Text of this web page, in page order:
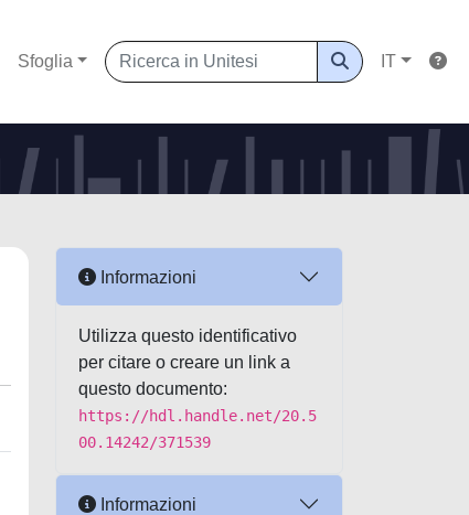
Sfoglia IT
Informazioni
Utilizza questo identificativo
per citare o creare un link a
questo documento:
https://hdl.handle.net/20.5
00.14242/371539
Informazioni